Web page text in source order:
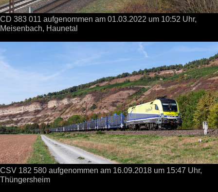
CD 383 011 aufgenommen am 01.03.2022 um 10:52 Uhr,
Meisenbach, Haunetal
CSV 182 580 aufgenommen am 16.09.2018 um 15:47 Uhr,
Thüngersheim